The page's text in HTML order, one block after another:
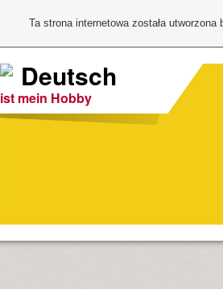
Deutsch
ist mein Hobby
Ta strona internetowa została utworzona